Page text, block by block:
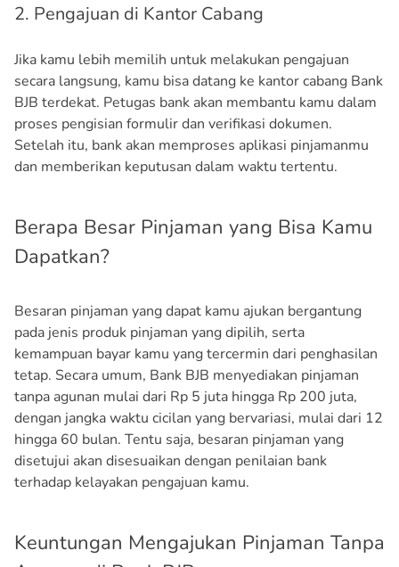
2. Pengajuan di Kantor Cabang
Jika kamu lebih memilih untuk melakukan pengajuan
secara langsung, kamu bisa datang ke kantor cabang Bank
BJB terdekat. Petugas bank akan membantu kamu dalam
proses pengisian formulir dan verifikasi dokumen.
Setelah itu, bank akan memproses aplikasi pinjamanmu
dan memberikan keputusan dalam waktu tertentu.
Berapa Besar Pinjaman yang Bisa Kamu
Dapatkan?
Besaran pinjaman yang dapat kamu ajukan bergantung
pada jenis produk pinjaman yang dipilih, serta
kemampuan bayar kamu yang tercermin dari penghasilan
tetap. Secara umum, Bank BJB menyediakan pinjaman
tanpa agunan mulai dari Rp 5 juta hingga Rp 200 juta,
dengan jangka waktu cicilan yang bervariasi, mulai dari 12
hingga 60 bulan. Tentu saja, besaran pinjaman yang
disetujui akan disesuaikan dengan penilaian bank
terhadap kelayakan pengajuan kamu.
Keuntungan Mengajukan Pinjaman Tanpa